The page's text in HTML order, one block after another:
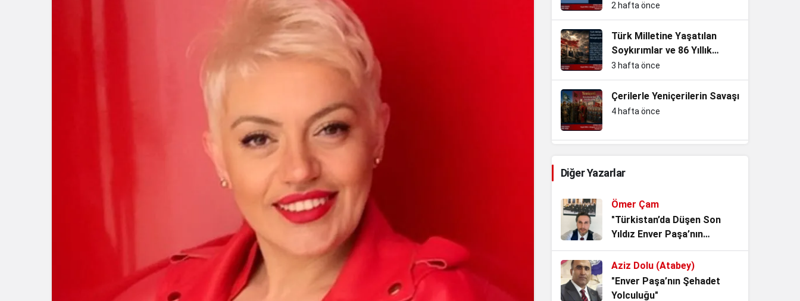
2 hafta önce
Türk Milletine Yaşatılan
Soykırımlar ve 86 Yıllık
Hesaplaşma
3 hafta önce
Çerilerle Yeniçerilerin Savaşı
4 hafta önce
Nazizm ile mücadele…
TBMM’nin Yok Hükmü
1 ay önce
AKP’li Başkan Tek Bir
Demeci ile 6 Anayasa
Diğer Yazarlar
Ömer Çam
"Türkistan’da Düşen Son
Yıldız Enver Paşa’nın
Ardından Bir Asrı Aşan
Sessizlik"
Aziz Dolu (Atabey)
"Enver Paşa’nın Şehadet
Yolculuğu"